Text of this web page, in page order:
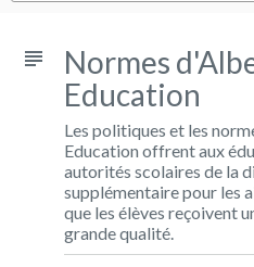
subject
Normes
Education
Les politiques et les
Education offrent aux
autorités scolaires de la
supplémentaire pour les
que les élèves reçoivent
grande qualité.